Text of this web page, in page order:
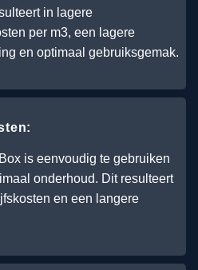
in lagere
per m3, een lagere
en optimaal gebruiksgemak.
is eenvoudig te gebruiken
onderhoud. Dit resulteert
en een langere